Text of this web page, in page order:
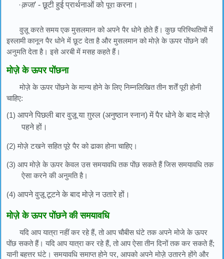
·क़जा' - छूटी हुई प्रार्थनाओं कोपूराकरना।
वुज़ू करते समय एक मुसलमान को अपने पैर धोने होते हैं। कुछ परिस्थितियों में
इस्लामी कानून पैर धोने में छूट देता है और मुसलमान को मोज़े के ऊपर पोंछने की
अनुमति देता है। इसे अरबी में मसह कहते हैं।
मोज़े के ऊपर पोंछना
मोज़े के ऊपर पोंछने के मान्य होने के लिए निम्नलिखित तीन शर्तें पूरी होनी
चाहिए:
(1) आपने पिछली बार वुज़ू या ग़ुस्ल (अनुष्ठान स्नान) में पैर धोने के बाद मोज़े
पहने हों।
(2) मोज़े टखने सहित पूरे पैर को ढाका होना चाहिए।
(3) आप मोज़े के ऊपर केवल उस समयावधि तक पोंछ सकते हैं जिस समयावधि तक
ऐसा करने की अनुमति है।
(4) आपने वुज़ू टूटने के बाद मोज़े न उतारे हों।
मोज़े के ऊपर पोंछने की समयावधि
यदि आप यात्रा नहीं कर रहे हैं, तो आप चौबीस घंटे तक अपने मोजे के ऊपर
पोंछ सकते हैं। यदि आप यात्रा कर रहे हैं, तो आप ऐसा तीन दिनों तक कर सकते हैं;
यानी बहत्तर घंटे। समयावधि समाप्त होने पर, आपको अपने मोज़े उतारने होंगे और